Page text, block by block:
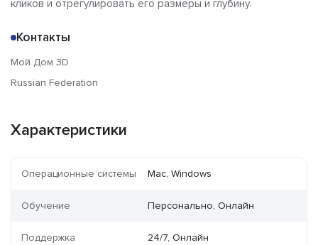
кликов и отрегулировать его размеры и глубину.
Контакты
Мой Дом 3D
Russian Federation
Характеристики
Операционные системы Mac, Windows
Обучение Персонально, Онлайн
Поддержка 24/7, Онлайн